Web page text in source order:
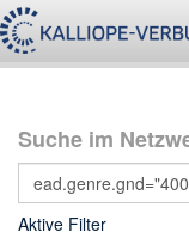
Suche im
Aktive Filter